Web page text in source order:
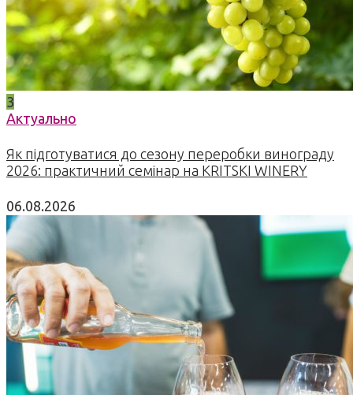
3
Актуально
Як підготуватися до сезону переробки винограду
2026: практичний семінар на KRITSKI WINERY
06.08.2026